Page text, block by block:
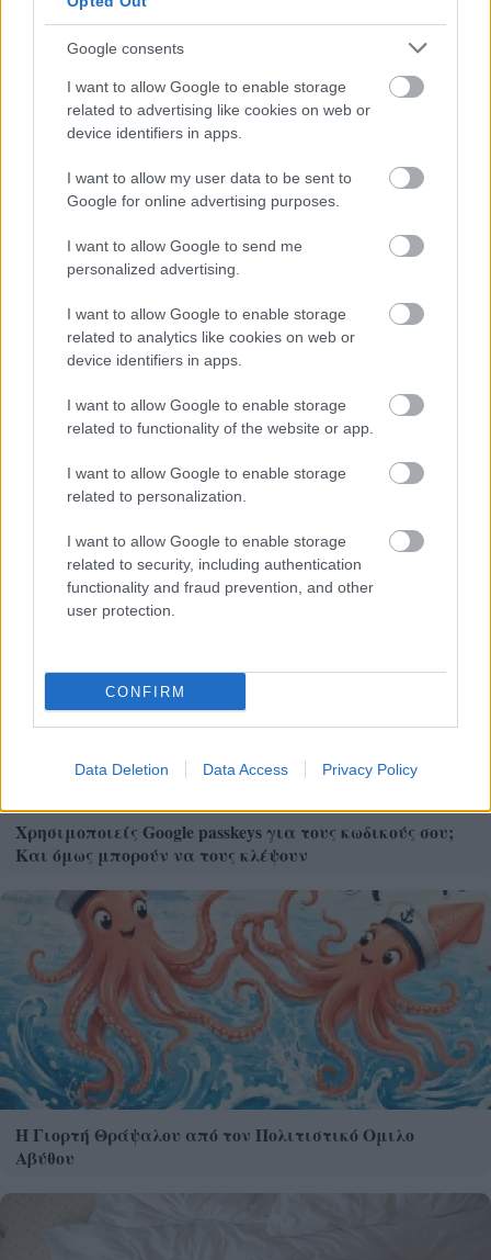
Google consents
I want to allow Google to enable storage
related to advertising like cookies on web or
device identifiers in apps.
I want to allow my user data to be sent to
Google for online advertising purposes.
I want to allow Google to send me
personalized advertising.
I want to allow Google to enable storage
related to analytics like cookies on web or
device identifiers in apps.
I want to allow Google to enable storage
related to functionality of the website or app.
I want to allow Google to enable storage
related to personalization.
I want to allow Google to enable storage
related to security, including authentication
functionality and fraud prevention, and other
user protection.
CONFIRM
Data Deletion Data Access Privacy Policy
Εκπαιδευτικός περίπατος των Παιδικών
– Τα 6 μέτρα για τις ευπαθείς ομάδες
Χρησιμοποιείς Google passkeys για τους κωδικούς σου;
Και όμως μπορούν να τους κλέψουν
Η Γιορτή Θράψαλου από τον Πολιτιστικό Ομιλο
Αβύθου